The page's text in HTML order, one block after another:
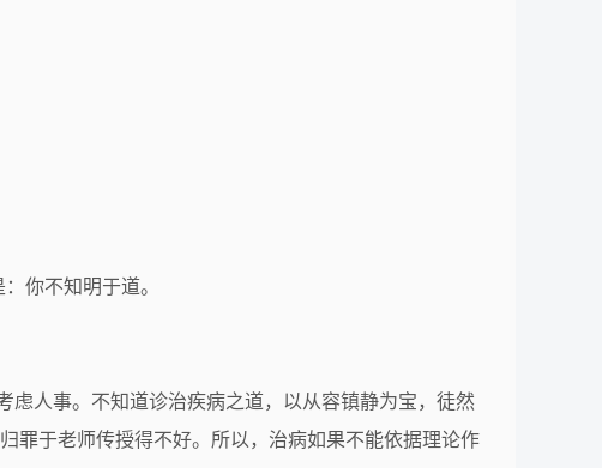
你不知明于道。
人事。不知道诊治疾病之道，以从容镇静为宝，徒然
罪于老师传授得不好。所以，治病如果不能依据理论作